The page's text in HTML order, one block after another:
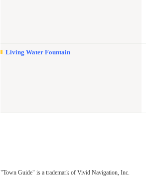
Living Water Fountain
"Town Guide" is a trademark of Vivid Navigation, Inc.